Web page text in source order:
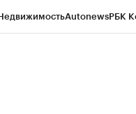
AutonewsРБК